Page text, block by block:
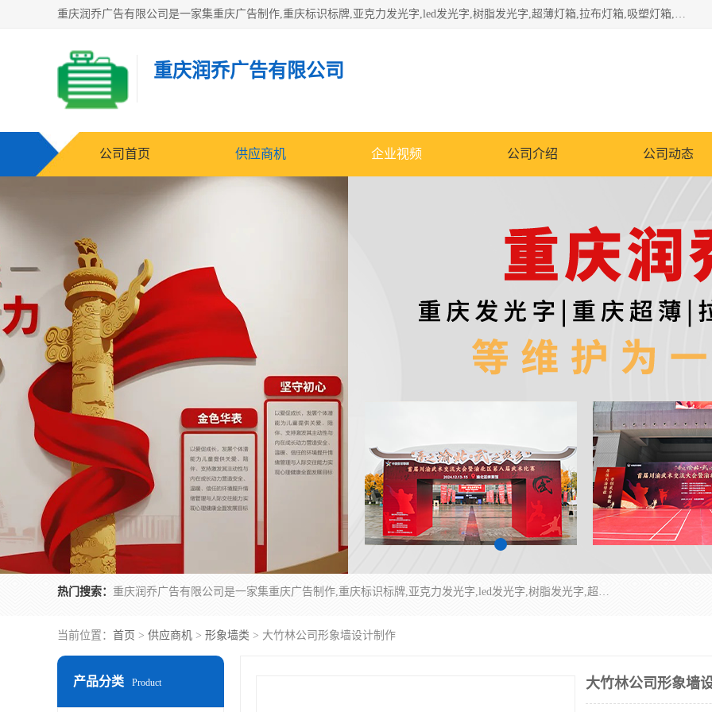
重庆润乔广告有限公司是一家集重庆广告制作,重庆标识标牌,亚克力发光字,led发光字,树脂发光字,超薄灯箱,拉布灯箱,吸塑灯箱,门头招牌,企业形象墙,写真喷绘,x展架,拉网展架,广告展架,条幅,锦旗设计,制作,施工,维护为一体的专业化广告公司.
重庆润乔广告有限公司
公司首页 供应商机 企业视频 公司介绍 公司动态
热门搜索： 重庆润乔广告有限公司是一家集重庆广告制作,重庆标识标牌,亚克力发光字,led发光字,树脂发光字,超薄灯箱,拉布灯箱,吸塑灯箱,门头招牌,企业形象墙,写真喷绘,x展架,拉网展架,广告展架,条幅,锦旗设计,制作,施工,维护为一体的专业化广告公司.
当前位置： 首页 > 供应商机 > 形象墙类 > 大竹林公司形象墙设计制作
产品分类 Product 大竹林公司形象墙